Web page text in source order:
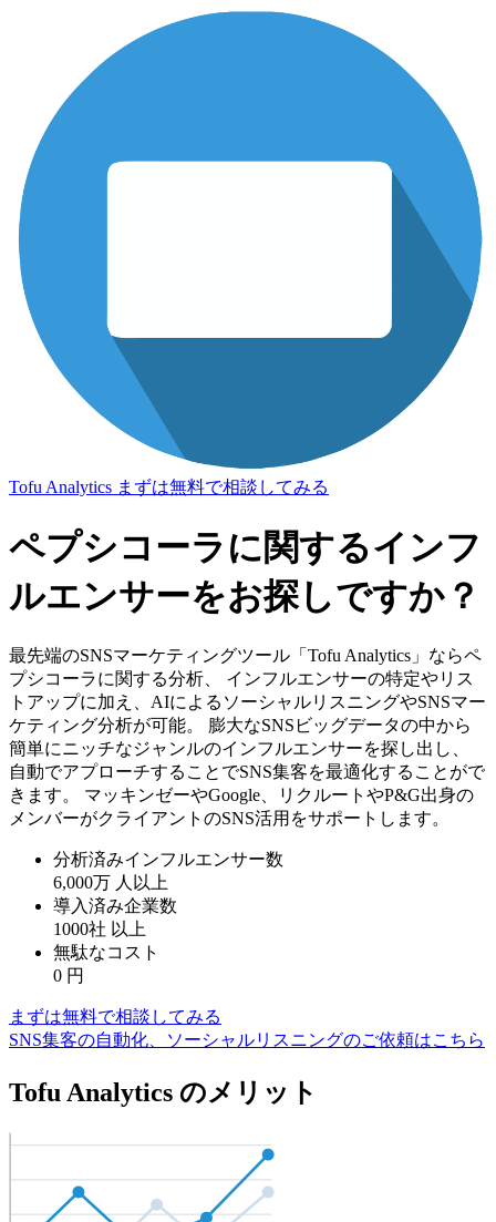
Tofu Analytics まずは無料で相談してみる
ペプシコーラに関するインフ
ルエンサーをお探しですか？
最先端のSNSマーケティングツール「Tofu Analytics」ならペ
プシコーラに関する分析、 インフルエンサーの特定やリス
トアップに加え、AIによるソーシャルリスニングやSNSマー
ケティング分析が可能。 膨大なSNSビッグデータの中から
簡単にニッチなジャンルのインフルエンサーを探し出し、
自動でアプローチすることでSNS集客を最適化することがで
きます。 マッキンゼーやGoogle、リクルートやP&G出身の
メンバーがクライアントのSNS活用をサポートします。
分析済みインフルエンサー数
6,000万 人以上
導入済み企業数
1000社 以上
無駄なコスト
0 円
まずは無料で相談してみる
SNS集客の自動化、ソーシャルリスニングのご依頼はこちら
Tofu Analytics のメリット